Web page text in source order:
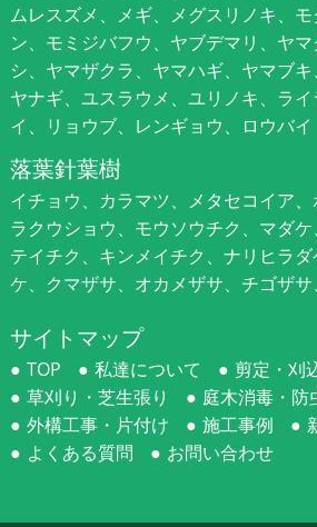
ムレスズメ、メギ、メグスリノキ、
ン、モミジバフウ、ヤブデマリ、ヤ
シ、ヤマザクラ、ヤマハギ、ヤマブ
ヤナギ、ユスラウメ、ユリノキ、ラ
イ、リョウブ、レンギョウ、ロウバイ
落葉針葉樹
イチョウ、カラマツ、メタセコイア、
ラクウショウ、モウソウチク、マダ
テイチク、キンメイチク、ナリヒラ
ケ、クマザサ、オカメザサ、チゴザ
サイトマップ
TOP 私達について 剪定・刈
草刈り・芝生張り
庭木消毒・防
外構工事・片付け
施工事例
よくある質問
お問い合わせ